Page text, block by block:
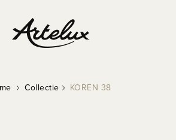
Collectie KOREN 38